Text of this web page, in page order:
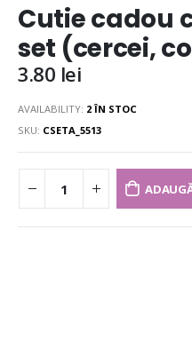
Cutie cadou
set (cercei,
3.80 lei
AVAILABILITY: 2 ÎN STOC
SKU: CSETA_5513